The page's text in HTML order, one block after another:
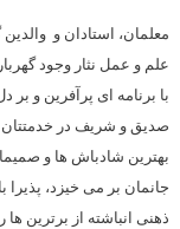
معلمان، استادان و
علم و عمل نثار وجود
با برنامه ای پرآفرین و
صدیق و شریف در
بهترین شادباش ها و
جانمان بر می خیزد، پذیرا
ذهنی انباشته از برترین ها